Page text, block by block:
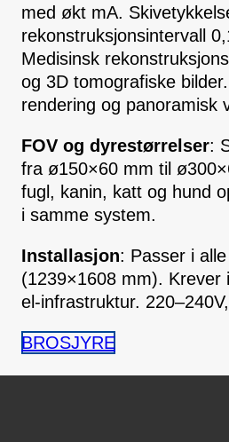
med økt mA.
rekonstruksjonsintervall
Medisinsk
og 3D tomografiske
rendering og panoramisk
FOV og dyrestørrelser:
fra ø150×60 mm til
fugl, kanin, katt og hund
i samme system.
Installasjon: Passer i
(1239×1608 mm). Krever
el-infrastruktur.
BROSJYRE